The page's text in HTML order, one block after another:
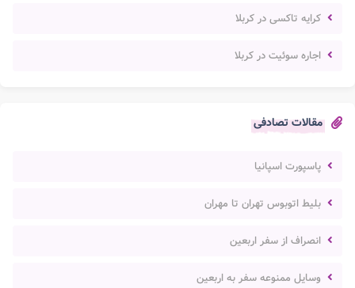
کرایه تاکسی در کربلا
اجاره سوئیت در کربلا
مقالات تصادفی
پاسپورت اسپانیا
بلیط اتوبوس تهران تا مهران
انصراف از سفر اربعین
وسایل ممنوعه سفر به اربعین